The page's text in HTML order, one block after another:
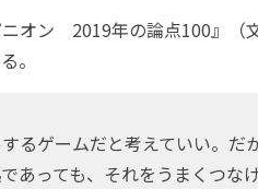
オン 2019年の論点100』（
。
るゲームだと考えていい。だ
あっても、それをうまくつな